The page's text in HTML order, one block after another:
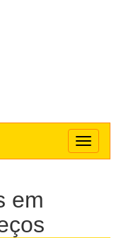
Toggle
em